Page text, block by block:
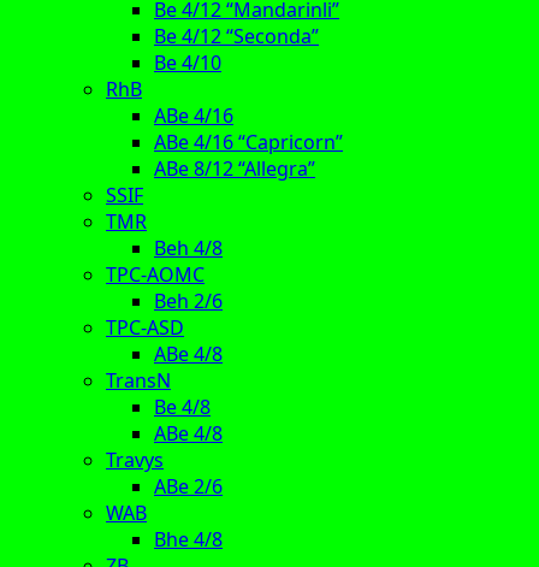
Be 4/12 “Mandarinli”
Be 4/12 “Seconda”
Be 4/10
RhB
ABe 4/16
ABe 4/16 “Capricorn”
ABe 8/12 “Allegra”
SSIF
TMR
Beh 4/8
TPC-AOMC
Beh 2/6
TPC-ASD
ABe 4/8
TransN
Be 4/8
ABe 4/8
Travys
ABe 2/6
WAB
Bhe 4/8